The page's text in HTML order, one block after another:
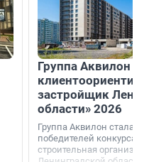
Группа Аквилон
застройщик
области» 2026
Группа Аквилон стала
победителей конкурса
строительная